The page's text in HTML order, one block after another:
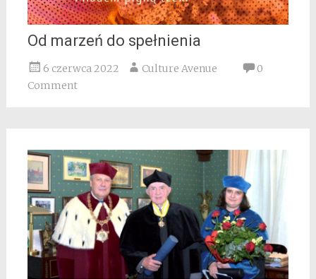
Od marzeń do spełnienia
6 czerwca 2022 Culture Avenue
0
Comment